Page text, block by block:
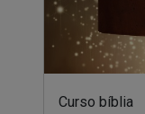
Curso bíblia